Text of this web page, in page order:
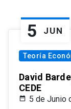
5 JUN
Teoría
David
CEDE
5 de Junio